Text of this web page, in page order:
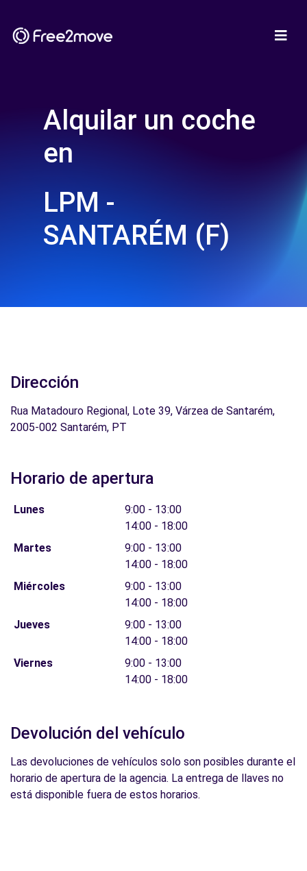
Alquilar un coche
en
LPM -
SANTARÉM (F)
Dirección
Rua Matadouro Regional, Lote 39, Várzea de Santarém,
2005-002 Santarém, PT
Horario de apertura
Lunes
9:00 - 13:00
14:00 - 18:00
Martes
9:00 - 13:00
14:00 - 18:00
Miércoles
9:00 - 13:00
14:00 - 18:00
Jueves
9:00 - 13:00
14:00 - 18:00
Viernes
9:00 - 13:00
14:00 - 18:00
Devolución del vehículo
Las devoluciones de vehículos solo son posibles durante el
horario de apertura de la agencia. La entrega de llaves no
está disponible fuera de estos horarios.